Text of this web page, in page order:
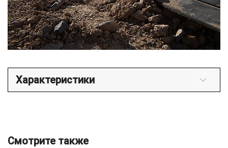
Характеристики
Смотрите также